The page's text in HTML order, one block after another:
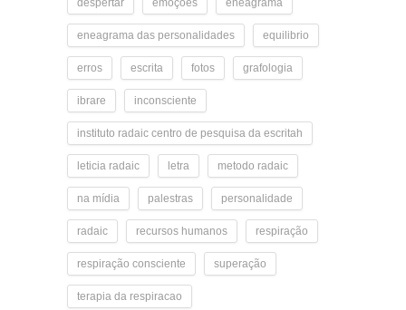
despertar emoções eneagrama
eneagrama das personalidades equilibrio
erros escrita fotos grafologia
ibrare inconsciente
instituto radaic centro de pesquisa da escritah
leticia radaic letra metodo radaic
na mídia palestras personalidade
radaic recursos humanos respiração
respiração consciente superação
terapia da respiracao